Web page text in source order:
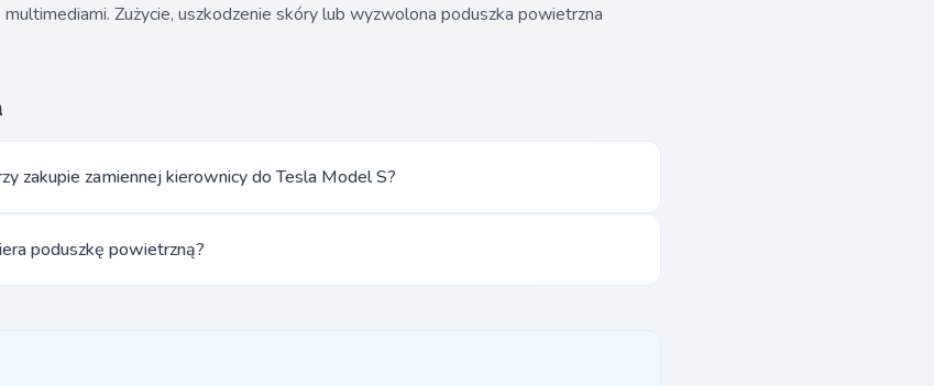
Zużycie, uszkodzenie skóry lub wyzwolona poduszka powietrzna
zakupie zamiennej kierownicy do Tesla Model S?
poduszkę powietrzną?